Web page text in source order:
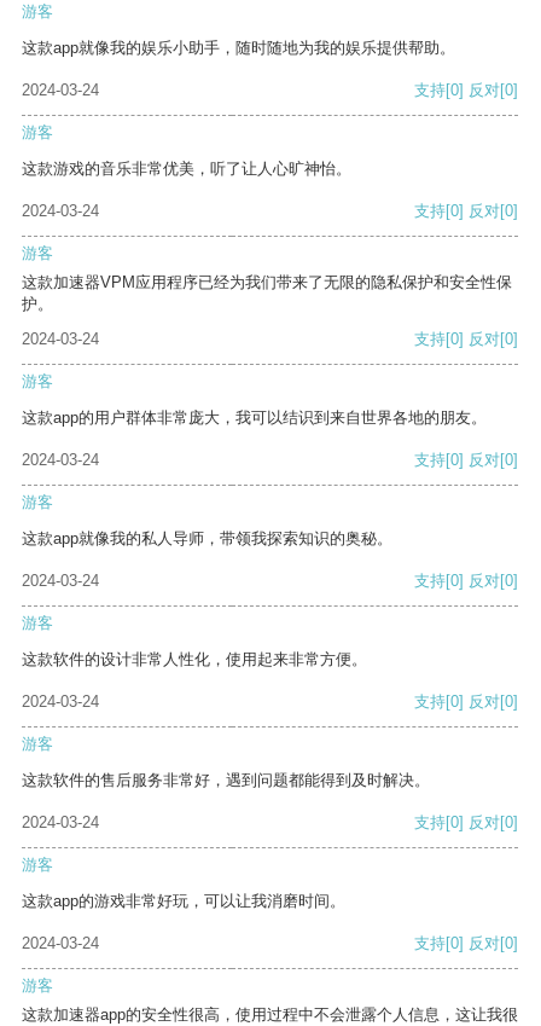
游客
这款app就像我的娱乐小助手，随时随地为我的娱乐提供帮助。
2024-03-24 支持[0] 反对[0]
游客
这款游戏的音乐非常优美，听了让人心旷神怡。
2024-03-24 支持[0] 反对[0]
游客
这款加速器VPM应用程序已经为我们带来了无限的隐私保护和安全性保
护。
2024-03-24
支持[0] 反对[0]
游客
这款app的用户群体非常庞大，我可以结识到来自世界各地的朋友。
2024-03-24 支持[0] 反对[0]
游客
这款app就像我的私人导师，带领我探索知识的奥秘。
2024-03-24 支持[0] 反对[0]
游客
这款软件的设计非常人性化，使用起来非常方便。
2024-03-24 支持[0] 反对[0]
游客
这款软件的售后服务非常好，遇到问题都能得到及时解决。
2024-03-24 支持[0] 反对[0]
游客
这款app的游戏非常好玩，可以让我消磨时间。
2024-03-24 支持[0] 反对[0]
游客
这款加速器app的安全性很高，使用过程中不会泄露个人信息，这让我很